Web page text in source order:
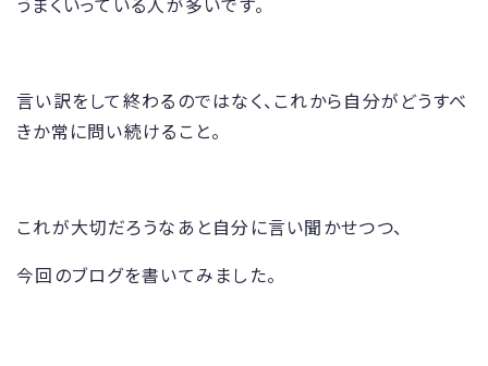
言い訳をして終わるのではなく、これから自分がどうすべ
きか常に問い続けること。
これが大切だろうなあと自分に言い聞かせつつ、
今回のブログを書いてみました。